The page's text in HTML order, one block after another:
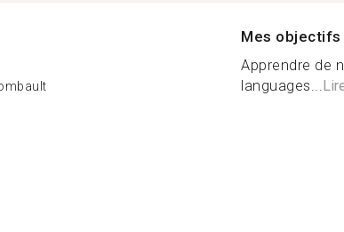
Mes
Apprendre de
languages...